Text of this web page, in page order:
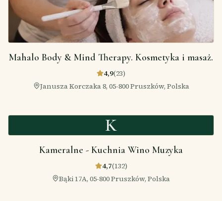
Mahalo Body & Mind Therapy. Kosmetyka i masaż.
4,9(23)
Janusza Korczaka 8, 05-800 Pruszków, Polska
K
Kameralne - Kuchnia Wino Muzyka
4,7(132)
Bąki 17A, 05-800 Pruszków, Polska